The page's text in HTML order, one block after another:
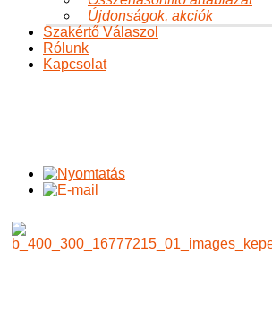
Újdonságok, akciók
Szakértő Válaszol
Rólunk
Kapcsolat